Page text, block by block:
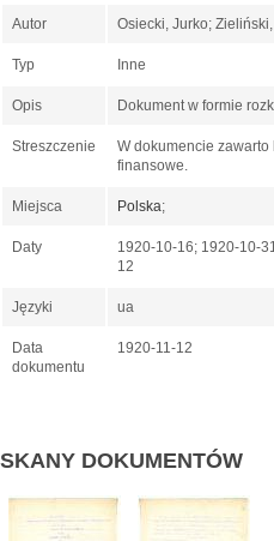
Autor Osiecki, Jurko;
Typ Inne
Opis Dokument w formie
Streszczenie
W dokumencie
finansowe.
Miejsca Polska;
Daty
1920-10-16; 1920-10-
12
Języki ua
Data
dokumentu
1920-11-12
SKANY DOKUMENTÓW